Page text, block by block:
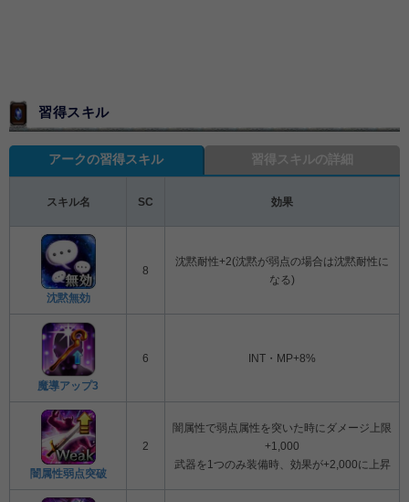
習得スキル
アークの習得スキル 習得スキルの詳細
スキル名 SC 効果
沈黙無効
8
沈黙耐性+2(沈黙が弱点の場合は沈黙耐性に
なる)
魔導アップ3
6 INT・MP+8%
闇属性弱点突破
2
闇属性で弱点属性を突いた時にダメージ上限
+1,000
武器を1つのみ装備時、効果が+2,000に上昇